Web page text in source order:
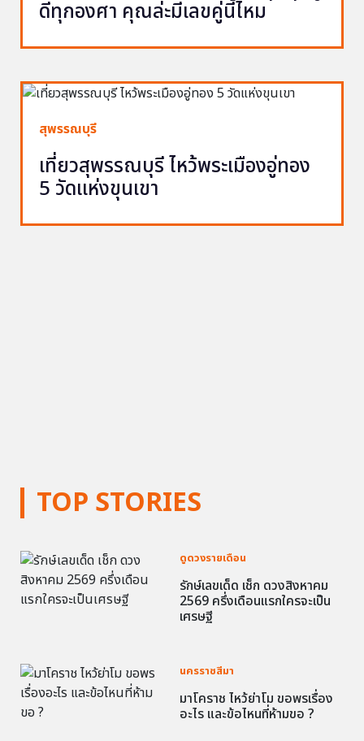
TOP STORIES
ดูดวงรายเดือน
รักษ์เลขเด็ด เช็ก ดวงสิงหาคม
2569 ครึ่งเดือนแรกใครจะเป็น
เศรษฐี
นครราชสีมา
มาโคราช ไหว้ย่าโม ขอพรเรื่อง
อะไร และข้อไหนที่ห้ามขอ ?
ดีทุกองศา คุณล่ะมีเลขคู่นี้ไหม
สุพรรณบุรี
เที่ยวสุพรรณบุรี ไหว้พระเมืองอู่ทอง
5 วัดแห่งขุนเขา